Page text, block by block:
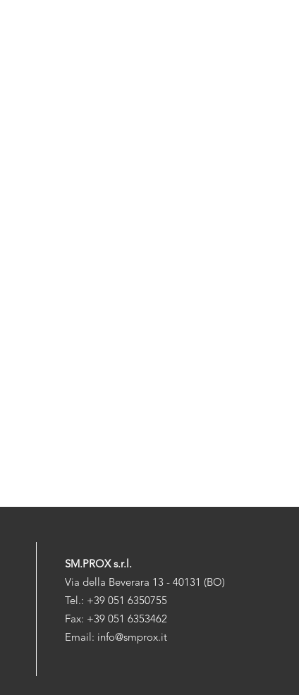
SM.PROX s.r.l.
Via della Beverara 13 - 40131 (BO)
Tel.: +39 051 6350755
Fax: +39 051 6353462
Email: info@smprox.it